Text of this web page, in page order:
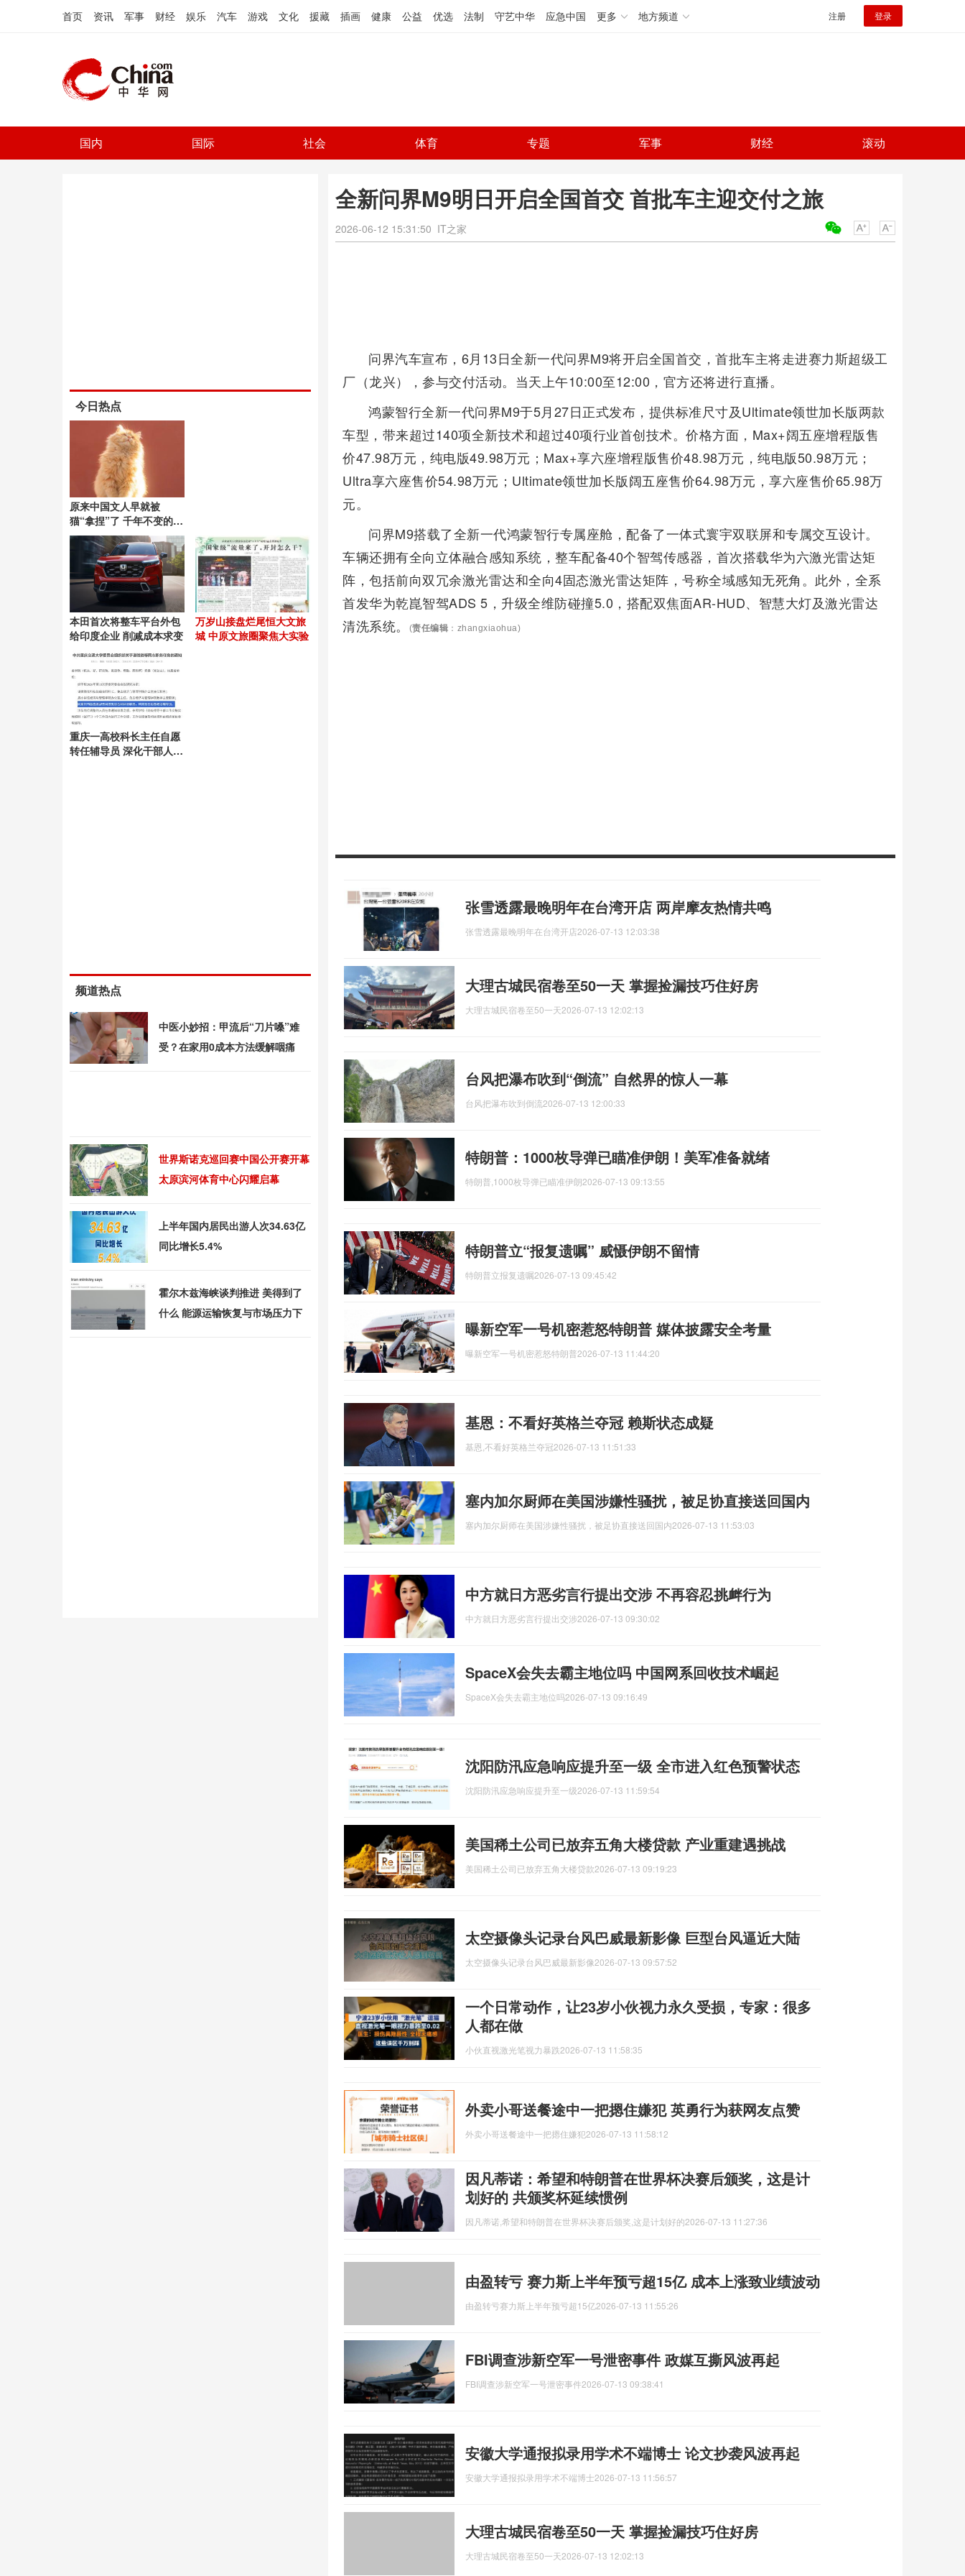
首页 资讯 军事 财经 娱乐 汽车 游戏 文化 援藏 插画 健康 公益 优选 法制 守艺中华 应急中国 更多 地方频道 注册 登录
国内 国际 社会 体育 专题 军事 财经 滚动
全新问界M9明日开启全国首交 首批车主迎交付之旅
2026-06-12 15:31:50 IT之家
问界汽车宣布，6月13日全新一代问界M9将开启全国首交，首批车主将走进赛力斯超级工
厂（龙兴），参与交付活动。当天上午10:00至12:00，官方还将进行直播。
鸿蒙智行全新一代问界M9于5月27日正式发布，提供标准尺寸及Ultimate领世加长版两款
车型，带来超过140项全新技术和超过40项行业首创技术。价格方面，Max+阔五座增程版售
价47.98万元，纯电版49.98万元；Max+享六座增程版售价48.98万元，纯电版50.98万元；
Ultra享六座售价54.98万元；Ultimate领世加长版阔五座售价64.98万元，享六座售价65.98万
元。
问界M9搭载了全新一代鸿蒙智行专属座舱，配备了一体式寰宇双联屏和专属交互设计。
车辆还拥有全向立体融合感知系统，整车配备40个智驾传感器，首次搭载华为六激光雷达矩
阵，包括前向双冗余激光雷达和全向4固态激光雷达矩阵，号称全域感知无死角。此外，全系
首发华为乾崑智驾ADS 5，升级全维防碰撞5.0，搭配双焦面AR-HUD、智慧大灯及激光雷达
清洗系统。
(责任编辑 ：zhangxiaohua)
张雪透露最晚明年在台湾开店 两岸摩友热情共鸣
张雪透露最晚明年在台湾开店2026-07-13 12:03:38
大理古城民宿卷至50一天 掌握捡漏技巧住好房
大理古城民宿卷至50一天2026-07-13 12:02:13
台风把瀑布吹到“倒流” 自然界的惊人一幕
台风把瀑布吹到倒流2026-07-13 12:00:33
特朗普：1000枚导弹已瞄准伊朗！美军准备就绪
特朗普,1000枚导弹已瞄准伊朗2026-07-13 09:13:55
特朗普立“报复遗嘱” 威慑伊朗不留情
特朗普立报复遗嘱2026-07-13 09:45:42
曝新空军一号机密惹怒特朗普 媒体披露安全考量
曝新空军一号机密惹怒特朗普2026-07-13 11:44:20
基恩：不看好英格兰夺冠 赖斯状态成疑
基恩,不看好英格兰夺冠2026-07-13 11:51:33
塞内加尔厨师在美国涉嫌性骚扰，被足协直接送回国内
塞内加尔厨师在美国涉嫌性骚扰，被足协直接送回国内2026-07-13 11:53:03
中方就日方恶劣言行提出交涉 不再容忍挑衅行为
中方就日方恶劣言行提出交涉2026-07-13 09:30:02
SpaceX会失去霸主地位吗 中国网系回收技术崛起
SpaceX会失去霸主地位吗2026-07-13 09:16:49
沈阳防汛应急响应提升至一级 全市进入红色预警状态
沈阳防汛应急响应提升至一级2026-07-13 11:59:54
美国稀土公司已放弃五角大楼贷款 产业重建遇挑战
美国稀土公司已放弃五角大楼贷款2026-07-13 09:19:23
太空摄像头记录台风巴威最新影像 巨型台风逼近大陆
太空摄像头记录台风巴威最新影像2026-07-13 09:57:52
一个日常动作，让23岁小伙视力永久受损，专家：很多
人都在做
小伙直视激光笔视力暴跌2026-07-13 11:58:35
外卖小哥送餐途中一把摁住嫌犯 英勇行为获网友点赞
外卖小哥送餐途中一把摁住嫌犯2026-07-13 11:58:12
因凡蒂诺：希望和特朗普在世界杯决赛后颁奖，这是计
划好的 共颁奖杯延续惯例
因凡蒂诺,希望和特朗普在世界杯决赛后颁奖,这是计划好的2026-07-13 11:27:36
由盈转亏 赛力斯上半年预亏超15亿 成本上涨致业绩波动
由盈转亏赛力斯上半年预亏超15亿2026-07-13 11:55:26
FBI调查涉新空军一号泄密事件 政媒互撕风波再起
FBI调查涉新空军一号泄密事件2026-07-13 09:38:41
安徽大学通报拟录用学术不端博士 论文抄袭风波再起
安徽大学通报拟录用学术不端博士2026-07-13 11:56:57
大理古城民宿卷至50一天 掌握捡漏技巧住好房
大理古城民宿卷至50一天2026-07-13 12:02:13
今日热点
原来中国文人早就被
猫“拿捏”了 千年不变的猫
奴情结
本田首次将整车平台外包
给印度企业 削减成本求变
万岁山接盘烂尾恒大文旅
城 中原文旅圈聚焦大实验
重庆一高校科长主任自愿
转任辅导员 深化干部人事
频道热点
中医小妙招：甲流后“刀片嗓”难
受？在家用0成本方法缓解咽痛
世界斯诺克巡回赛中国公开赛开幕
太原滨河体育中心闪耀启幕
上半年国内居民出游人次34.63亿
同比增长5.4%
霍尔木兹海峡谈判推进 美得到了
什么 能源运输恢复与市场压力下